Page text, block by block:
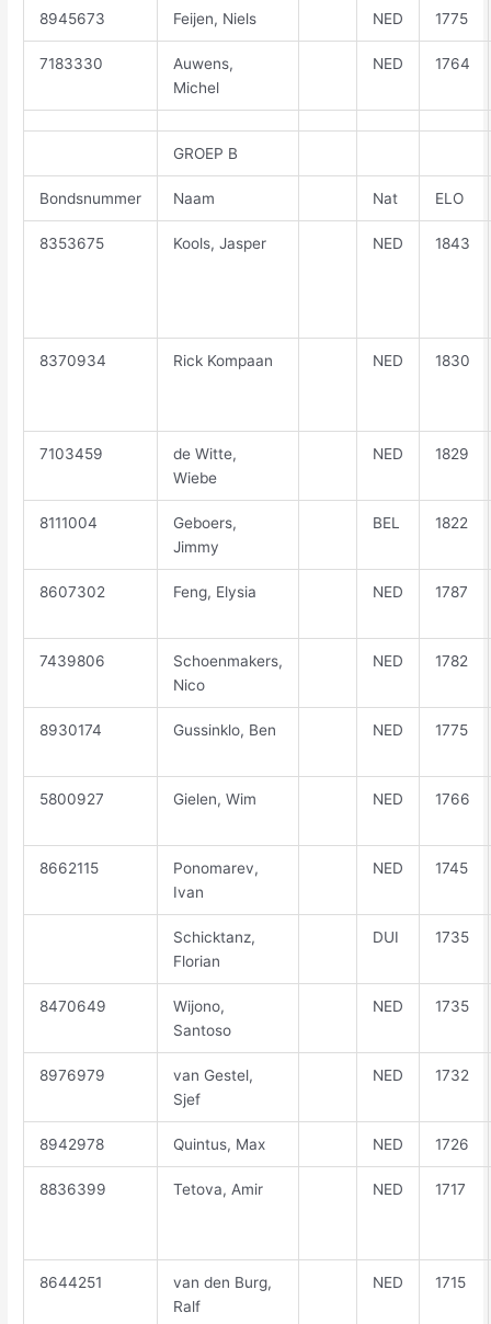
8945673 Feijen, Niels NED 1775
7183330
Auwens,
Michel
NED 1764
GROEP B
Bondsnummer Naam Nat ELO
8353675 Kools, Jasper NED 1843
8370934 Rick Kompaan NED 1830
7103459
de Witte,
Wiebe
NED 1829
8111004
Geboers,
Jimmy
BEL 1822
8607302 Feng, Elysia NED 1787
7439806
Schoenmakers,
Nico
NED 1782
8930174 Gussinklo, Ben NED 1775
5800927 Gielen, Wim NED 1766
8662115
Ponomarev,
Ivan
NED 1745
Schicktanz,
Florian
DUI 1735
8470649
Wijono,
Santoso
NED 1735
8976979
van Gestel,
Sjef
NED 1732
8942978 Quintus, Max NED 1726
8836399 Tetova, Amir NED 1717
8644251
van den Burg,
Ralf
NED 1715